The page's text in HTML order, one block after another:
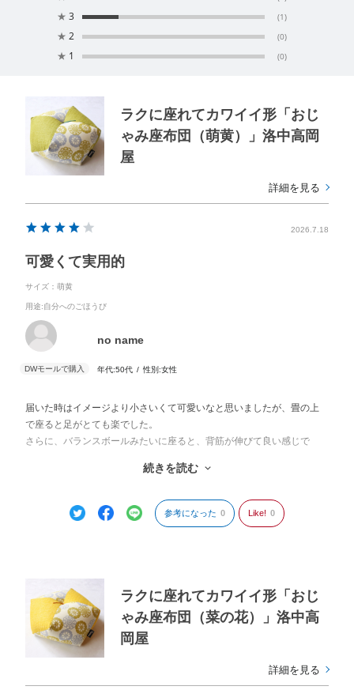
★ 3 (1)
★ 2 (0)
★ 1 (0)
ラクに座れてカワイイ形「おじ
ゃみ座布団（萌黄）」洛中高岡
屋
詳細を見る
2026.7.18
可愛くて実用的
サイズ：萌黄
用途:自分へのごほうび
no name
年代:50代 性別:女性
届いた時はイメージより小さいくて可愛いなと思いましたが、畳の上
で座ると足がとても楽でした。
さらに、バランスボールみたいに座ると、背筋が伸びて良い感じで
製造元では色柄、サイズも様々にオーダーメイドできるのですが、使
続きを読む
参考になった 0 Like! 0
ラクに座れてカワイイ形「おじ
ゃみ座布団（菜の花）」洛中高
岡屋
詳細を見る